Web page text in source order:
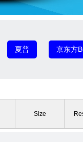
夏普 京东方
Size